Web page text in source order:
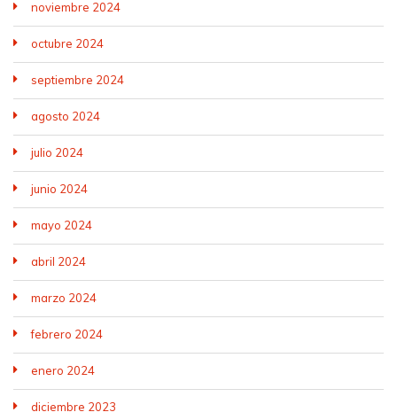
noviembre 2024
octubre 2024
septiembre 2024
agosto 2024
julio 2024
junio 2024
mayo 2024
abril 2024
marzo 2024
febrero 2024
enero 2024
diciembre 2023